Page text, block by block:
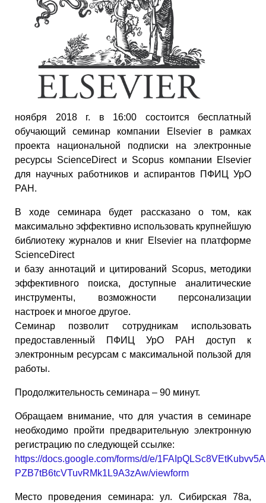
ноября 2018 г. в 16:00 состоится бесплатный
обучающий семинар компании Elsevier в рамках
проекта национальной подписки на электронные
ресурсы ScienceDirect и Scopus компании Elsevier
для научных работников и аспирантов ПФИЦ УрО
РАН.
В ходе семинара будет рассказано о том, как
максимально эффективно использовать крупнейшую
библиотеку журналов и книг Elsevier на платформе
ScienceDirect
и базу аннотаций и цитирований Scopus, методики
эффективного поиска, доступные аналитические
инструменты, возможности персонализации
настроек и многое другое.
Семинар позволит сотрудникам использовать
предоставленный ПФИЦ УрО РАН доступ к
электронным ресурсам с максимальной пользой для
работы.
Продолжительность семинара – 90 минут.
Обращаем внимание, что для участия в семинаре
необходимо пройти предварительную электронную
регистрацию по следующей ссылке:
https://docs.google.com/forms/d/e/
PZB7tB6tcVTuvRMk1L9A3zAw/viewform
Место проведения семинара: ул. Сибирская 78а,